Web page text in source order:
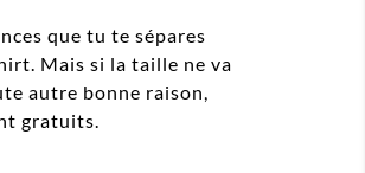
que tu te sépares
Mais si la taille ne va
autre bonne raison,
gratuits.